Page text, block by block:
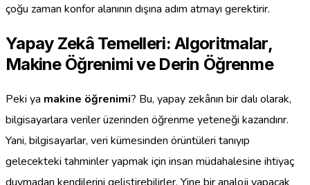
çoğu zaman konfor alanının dışına adım atmayı gerektirir.
Yapay Zekâ Temelleri: Algoritmalar,
Makine Öğrenimi ve Derin Öğrenme
Peki ya makine öğrenimi? Bu, yapay zekânın bir dalı olarak,
bilgisayarlara veriler üzerinden öğrenme yeteneği kazandırır.
Yani, bilgisayarlar, veri kümesinden örüntüleri tanıyıp
gelecekteki tahminler yapmak için insan müdahalesine ihtiyaç